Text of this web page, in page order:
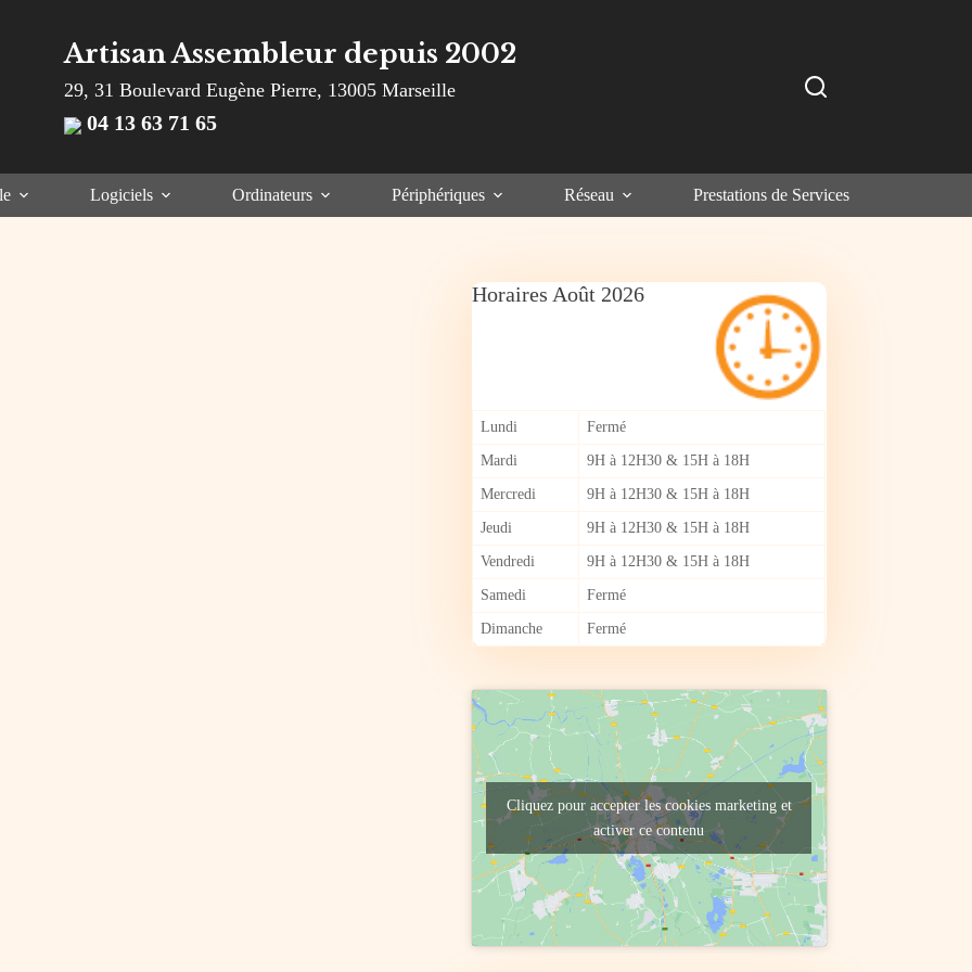
Artisan Assembleur depuis 2002
29, 31 Boulevard Eugène Pierre, 13005 Marseille
04 13 63 71 65
Logiciels Ordinateurs Périphériques Réseau Prestations de Services
Horaires Août 2026
Lundi Fermé
Mardi 9H à 12H30 & 15H à 18H
Mercredi 9H à 12H30 & 15H à 18H
Jeudi 9H à 12H30 & 15H à 18H
Vendredi 9H à 12H30 & 15H à 18H
Samedi Fermé
Dimanche Fermé
Cliquez pour accepter les cookies marketing et
activer ce contenu